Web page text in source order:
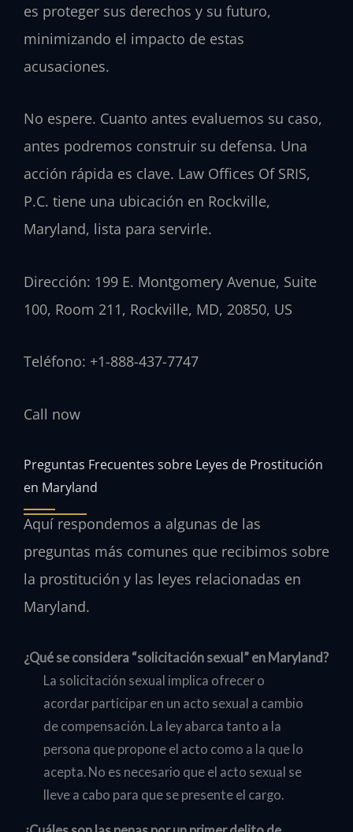
es proteger sus derechos y su futuro,
minimizando el impacto de estas
acusaciones.
No espere. Cuanto antes evaluemos su caso,
antes podremos construir su defensa. Una
acción rápida es clave. Law Offices Of SRIS,
P.C. tiene una ubicación en Rockville,
Maryland, lista para servirle.
Dirección: 199 E. Montgomery Avenue, Suite
100, Room 211, Rockville, MD, 20850, US
Teléfono: +1-888-437-7747
Call now
Preguntas Frecuentes sobre Leyes de Prostitución
en Maryland
Aquí respondemos a algunas de las
preguntas más comunes que recibimos sobre
la prostitución y las leyes relacionadas en
Maryland.
¿Qué se considera “solicitación sexual” en Maryland?
La solicitación sexual implica ofrecer o
acordar participar en un acto sexual a cambio
de compensación. La ley abarca tanto a la
persona que propone el acto como a la que lo
acepta. No es necesario que el acto sexual se
lleve a cabo para que se presente el cargo.